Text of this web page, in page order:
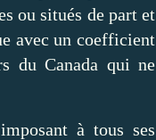
ou situés de part et
avec un coefficient
du Canada qui ne
à tous ses